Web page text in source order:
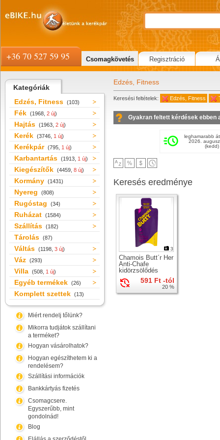
Kategóriák
Edzés, Fitness (103)
Fék (1968, 2 új)
Hajtás (1963, 2 új)
Kerék (3746, 1 új)
Kerékpár (795, 1 új)
Karbantartás (1913, 1 új)
Kiegészítők (4459, 8 új)
Kormány (1431)
Nyereg (808)
Rugóstag (34)
Ruházat (1584)
Szállítás (182)
Tárolás (87)
Váltás (1198, 3 új)
Váz (293)
Villa (508, 1 új)
Egyéb termékek (26)
Komplett szettek (13)
Miért rendelj tőlünk?
Mikorra tudjátok szállítani
a terméket?
Hogyan vásárolhatok?
Hogyan egészíthetem ki a
rendelésem?
Szállítási információk
Bankkártyás fizetés
Csomagcsere.
Egyszerűbb, mint
gondolnád!
Blog
Edzés, Fitness
Keresési feltételek: Edzés, Fitness
Gyakran feltett kérdések ebben
leghamarabb
2026.
(kedd)
Keresés eredménye
3
Chamois Butt´r Her
Anti-Chafe
kidörzsölődés
elleni krém nők
számára591 Ft -tól
20 %
+36 70 527 59 95 Csomagkövetés Regisztráció